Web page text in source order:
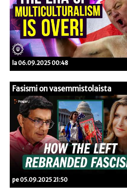
la 06.09.2025 00:48
Fasismi on vasemmistolaista
pe 05.09.2025 21:50